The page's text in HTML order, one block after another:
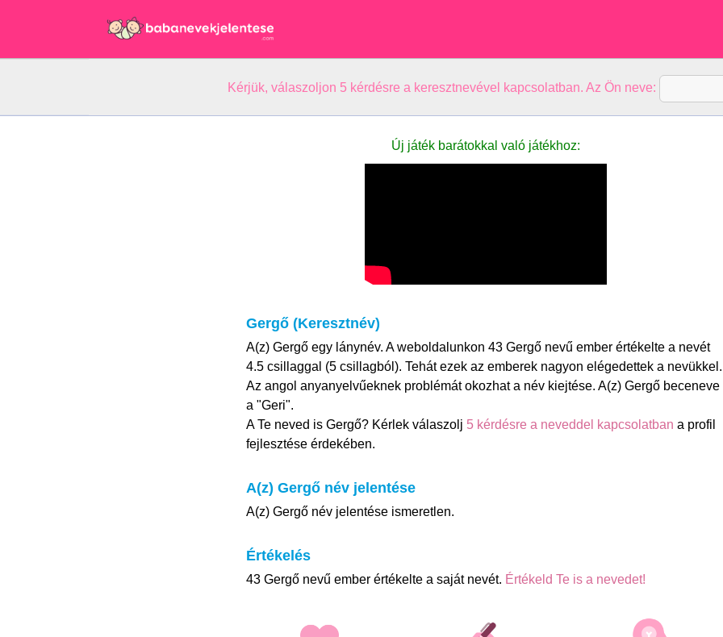
Kérjük, válaszoljon 5 kérdésre a keresztnevével kapcsolatban. Az Ön neve:
Új játék barátokkal való játékhoz:
Gergő (Keresztnév)
A(z) Gergő egy lánynév. A weboldalunkon 43 Gergő nevű ember értékelte a nevét
4.5 csillaggal (5 csillagból). Tehát ezek az emberek nagyon elégedettek a nevükkel.
Az angol anyanyelvűeknek problémát okozhat a név kiejtése. A(z) Gergő beceneve
a "Geri".
A Te neved is Gergő? Kérlek válaszolj 5 kérdésre a neveddel kapcsolatban a profil
fejlesztése érdekében.
A(z) Gergő név jelentése
A(z) Gergő név jelentése ismeretlen.
Értékelés
43 Gergő nevű ember értékelte a saját nevét. Értékeld Te is a nevedet!